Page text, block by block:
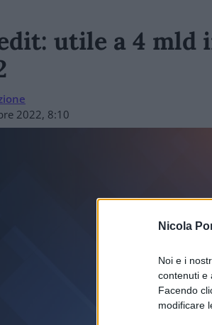
Nicola
Noi e i
contenuti e
Facendo
modificare
utile a 4 mld
2022, 8:10